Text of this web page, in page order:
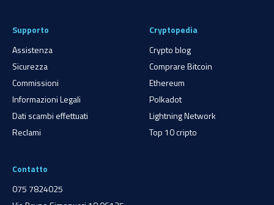
Supporto
Assistenza
Sicurezza
Commissioni
Informazioni Legali
Dati scambi effettuati
Reclami
Cryptopedia
Crypto blog
Comprare Bitcoin
Ethereum
Polkadot
Lightning Network
Top 10 cripto
Contatto
075 7824025